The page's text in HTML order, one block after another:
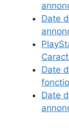
Date
Date
Date